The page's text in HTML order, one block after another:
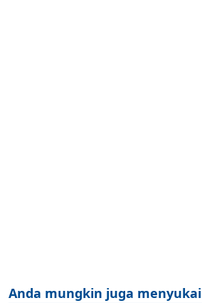
Anda mungkin juga menyukai